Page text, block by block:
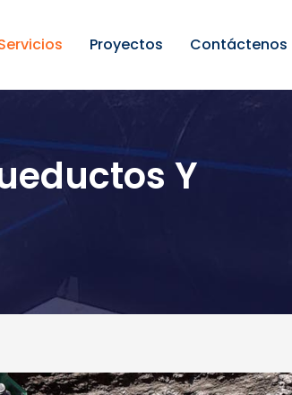
Proyectos Contáctenos
Y